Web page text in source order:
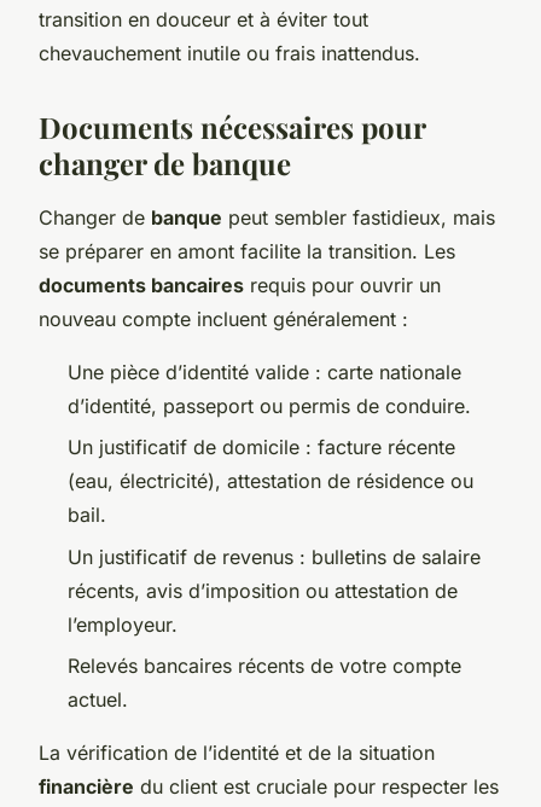
transition en douceur et à éviter tout
chevauchement inutile ou frais inattendus.
Documents nécessaires pour
changer de banque
Changer de banque peut sembler fastidieux, mais
se préparer en amont facilite la transition. Les
documents bancaires requis pour ouvrir un
nouveau compte incluent généralement :
Une pièce d’identité valide : carte nationale
d’identité, passeport ou permis de conduire.
Un justificatif de domicile : facture récente
(eau, électricité), attestation de résidence ou
bail.
Un justificatif de revenus : bulletins de salaire
récents, avis d’imposition ou attestation de
l’employeur.
Relevés bancaires récents de votre compte
actuel.
La vérification de l’identité et de la situation
financière du client est cruciale pour respecter les